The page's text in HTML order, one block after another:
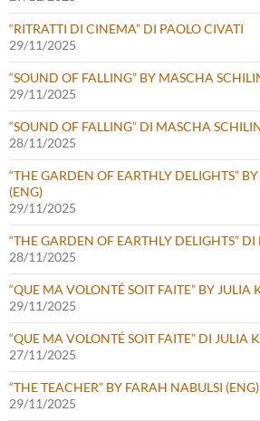
“RITRATTI DI CINEMA” DI PAOLO CIVATI
29/11/2025
“SOUND OF FALLING” BY MASCHA
29/11/2025
“SOUND OF FALLING” DI MASCHA
28/11/2025
“THE GARDEN OF EARTHLY DELIGHTS”
(ENG)
29/11/2025
“THE GARDEN OF EARTHLY DELIGHTS”
28/11/2025
“QUE MA VOLONTÉ SOIT FAITE” BY JULIA
29/11/2025
“QUE MA VOLONTÉ SOIT FAITE” DI JULIA
27/11/2025
“THE TEACHER” BY FARAH NABULSI (ENG)
29/11/2025